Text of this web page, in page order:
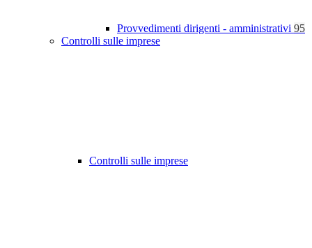
Provvedimenti dirigenti - amministrativi 95
Controlli sulle imprese
Controlli sulle imprese